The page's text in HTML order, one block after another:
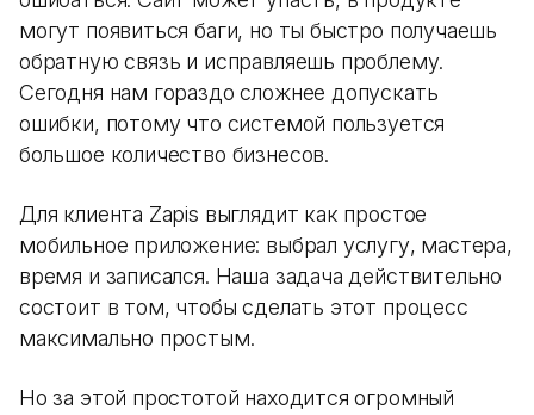
могут появиться баги, но ты быстро получаешь
обратную связь и исправляешь проблему.
Сегодня нам гораздо сложнее допускать
ошибки, потому что системой пользуется
большое количество бизнесов.
Для клиента Zapis выглядит как простое
мобильное приложение: выбрал услугу, мастера,
время и записался. Наша задача действительно
состоит в том, чтобы сделать этот процесс
максимально простым.
Но за этой простотой находится огромный